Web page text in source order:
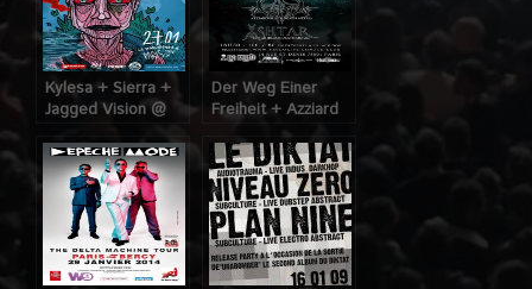
Kylesa + Sierra +
Jagged Vision @
(Paris), le 27
Janvier 2014
Der Weg Einer
Freiheit + Azziard
@ Klub (Paris), le
24 Janvier 2014